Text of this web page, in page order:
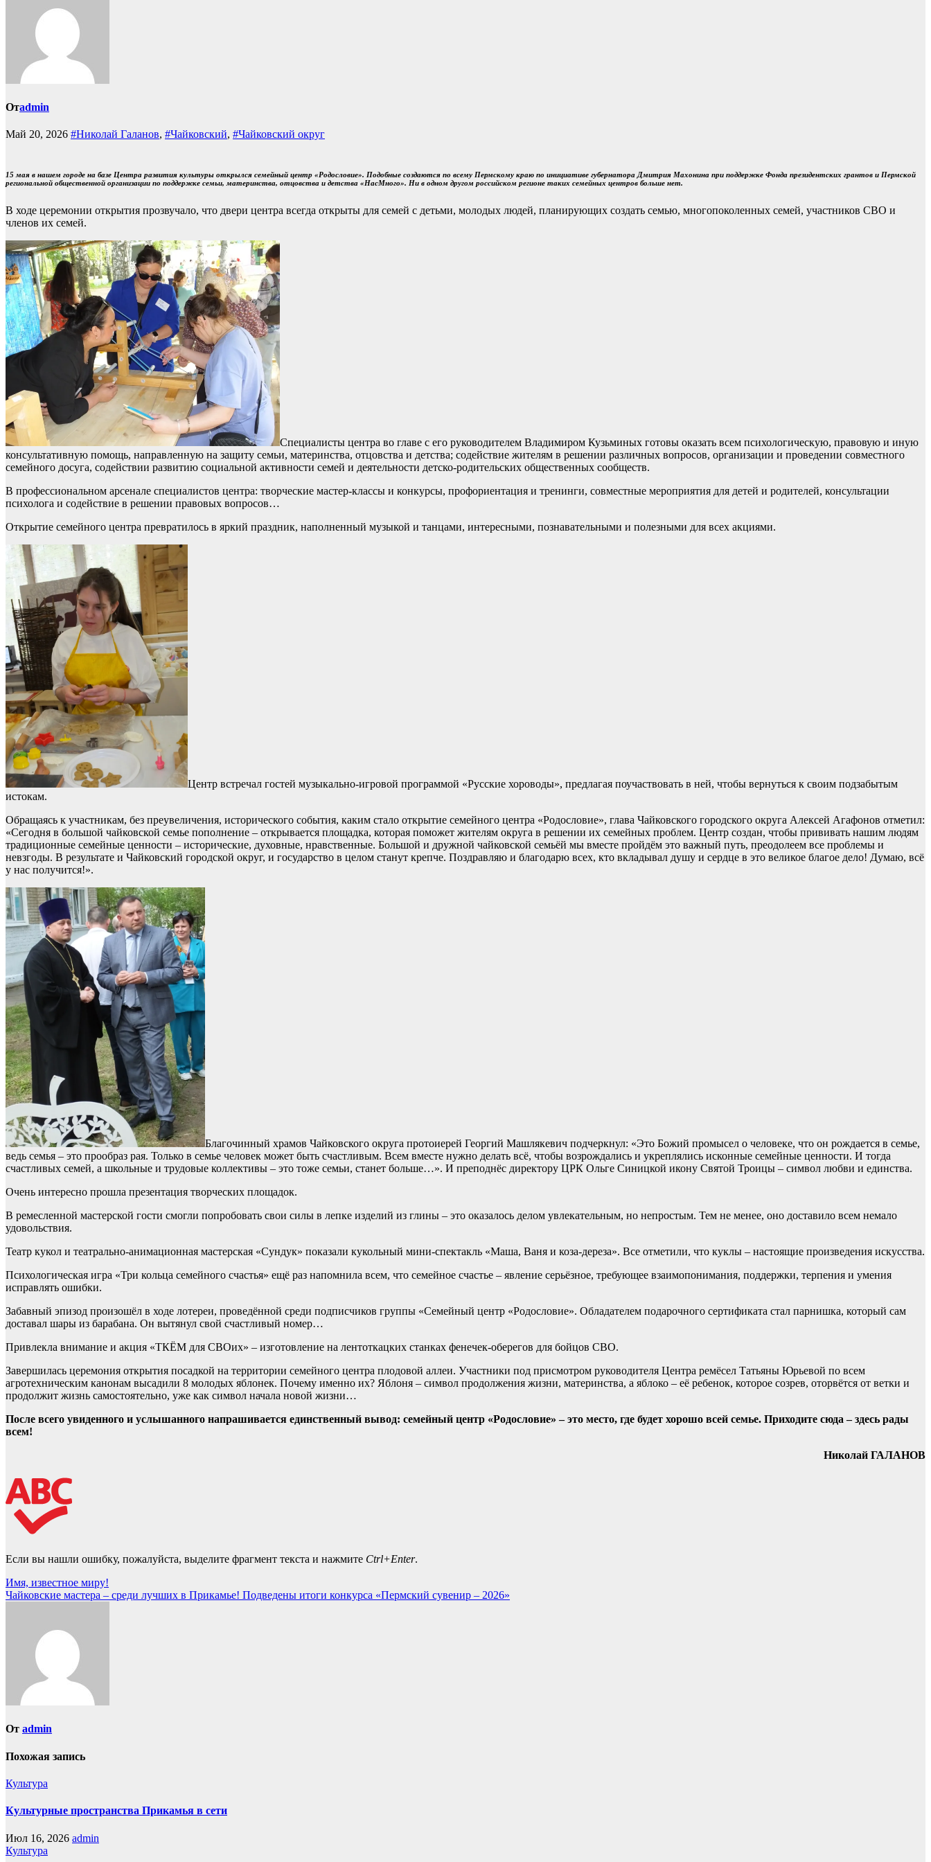
Отadmin
Май 20, 2026 #Николай Галанов, #Чайковский, #Чайковский округ
15 мая в нашем городе на базе Центра развития культуры открылся семейный центр «Родословие». Подобные создаются по всему Пермскому краю по инициативе губернатора Дмитрия Махонина при поддержке Фонда президентских грантов и Пермской
региональной общественной организации по поддержке семьи, материнства, отцовства и детства «НасМного». Ни в одном другом российском регионе таких семейных центров больше нет.
В ходе церемонии открытия прозвучало, что двери центра всегда открыты для семей с детьми, молодых людей, планирующих создать семью, многопоколенных семей, участников СВО и
членов их семей.
Специалисты центра во главе с его руководителем Владимиром Кузьминых готовы оказать всем психологическую, правовую и иную
консультативную помощь, направленную на защиту семьи, материнства, отцовства и детства; содействие жителям в решении различных вопросов, организации и проведении совместного
семейного досуга, содействии развитию социальной активности семей и деятельности детско-родительских общественных сообществ.
В профессиональном арсенале специалистов центра: творческие мастер-классы и конкурсы, профориентация и тренинги, совместные мероприятия для детей и родителей, консультации
психолога и содействие в решении правовых вопросов…
Открытие семейного центра превратилось в яркий праздник, наполненный музыкой и танцами, интересными, познавательными и полезными для всех акциями.
Центр встречал гостей музыкально-игровой программой «Русские хороводы», предлагая поучаствовать в ней, чтобы вернуться к своим подзабытым
истокам.
Обращаясь к участникам, без преувеличения, исторического события, каким стало открытие семейного центра «Родословие», глава Чайковского городского округа Алексей Агафонов отметил:
«Сегодня в большой чайковской семье пополнение – открывается площадка, которая поможет жителям округа в решении их семейных проблем. Центр создан, чтобы прививать нашим людям
традиционные семейные ценности – исторические, духовные, нравственные. Большой и дружной чайковской семьёй мы вместе пройдём это важный путь, преодолеем все проблемы и
невзгоды. В результате и Чайковский городской округ, и государство в целом станут крепче. Поздравляю и благодарю всех, кто вкладывал душу и сердце в это великое благое дело! Думаю, всё
у нас получится!».
Благочинный храмов Чайковского округа протоиерей Георгий Машлякевич подчеркнул: «Это Божий промысел о человеке, что он рождается в семье,
ведь семья – это прообраз рая. Только в семье человек может быть счастливым. Всем вместе нужно делать всё, чтобы возрождались и укреплялись исконные семейные ценности. И тогда
счастливых семей, а школьные и трудовые коллективы – это тоже семьи, станет больше…». И преподнёс директору ЦРК Ольге Синицкой икону Святой Троицы – символ любви и единства.
Очень интересно прошла презентация творческих площадок.
В ремесленной мастерской гости смогли попробовать свои силы в лепке изделий из глины – это оказалось делом увлекательным, но непростым. Тем не менее, оно доставило всем немало
удовольствия.
Театр кукол и театрально-анимационная мастерская «Сундук» показали кукольный мини-спектакль «Маша, Ваня и коза-дереза». Все отметили, что куклы – настоящие произведения искусства.
Психологическая игра «Три кольца семейного счастья» ещё раз напомнила всем, что семейное счастье – явление серьёзное, требующее взаимопонимания, поддержки, терпения и умения
исправлять ошибки.
Забавный эпизод произошёл в ходе лотереи, проведённой среди подписчиков группы «Семейный центр «Родословие». Обладателем подарочного сертификата стал парнишка, который сам
доставал шары из барабана. Он вытянул свой счастливый номер…
Привлекла внимание и акция «ТКЁМ для СВОих» – изготовление на лентоткацких станках фенечек-оберегов для бойцов СВО.
Завершилась церемония открытия посадкой на территории семейного центра плодовой аллеи. Участники под присмотром руководителя Центра ремёсел Татьяны Юрьевой по всем
агротехническим канонам высадили 8 молодых яблонек. Почему именно их? Яблоня – символ продолжения жизни, материнства, а яблоко – её ребенок, которое созрев, оторвётся от ветки и
продолжит жизнь самостоятельно, уже как символ начала новой жизни…
После всего увиденного и услышанного напрашивается единственный вывод: семейный центр «Родословие» – это место, где будет хорошо всей семье. Приходите сюда – здесь рады
всем!
Николай ГАЛАНОВ
Если вы нашли ошибку, пожалуйста, выделите фрагмент текста и нажмите Ctrl+Enter.
Навигация
по
Имя, известное миру!
Чайковские мастера – среди лучших в Прикамье! Подведены итоги конкурса «Пермский сувенир – 2026»
От admin
Похожая запись
Культура
Культурные пространства Прикамья в сети
Июл 16, 2026 admin
Культура